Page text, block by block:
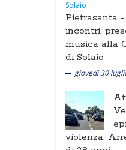
Pietrasanta -
incontri,
musica alla
di Solaio
giovedì 30
violenza.